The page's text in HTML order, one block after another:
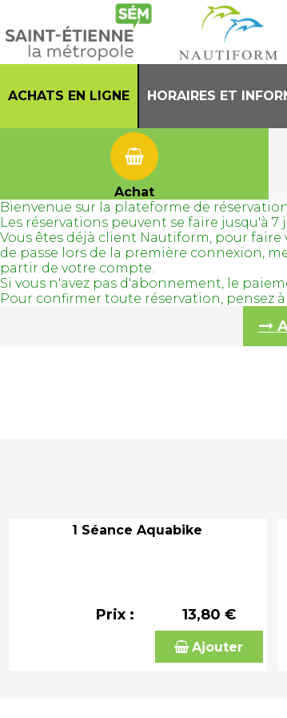
ACHATS EN LIGNE HORAIRES ET
PRESENTATION
HORAIRES CENTRE
REGLEMENT
TENUES
Achat
Bienvenue sur la plateforme de
Les réservations peuvent se faire jusqu'à
Vous êtes déjà client Nautiform, pour
de passe lors de la première connexion,
partir de votre compte.
Si vous n'avez pas d'abonnement, le
Pour confirmer toute réservation, pensez
1 Séance Aquabike
Prix : 13,80 €
Ajouter